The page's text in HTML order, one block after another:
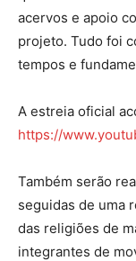
acervos e apoio
projeto. Tudo foi
tempos e
A estreia oficial
https://
Também serão
seguidas de uma
das religiões de
integrantes de